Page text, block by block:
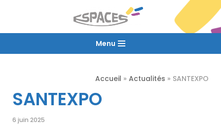
au
Menu
Accueil » Actualités » SANTEXPO
SANTEXPO
6 juin 2025